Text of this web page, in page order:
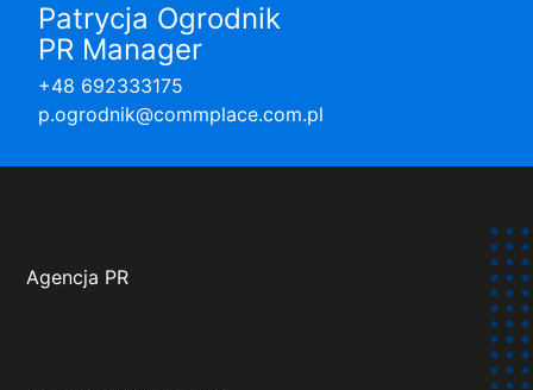
Patrycja Ogrodnik
PR Manager
+48 692333175
p.ogrodnik@commplace.com.pl
Agencja PR